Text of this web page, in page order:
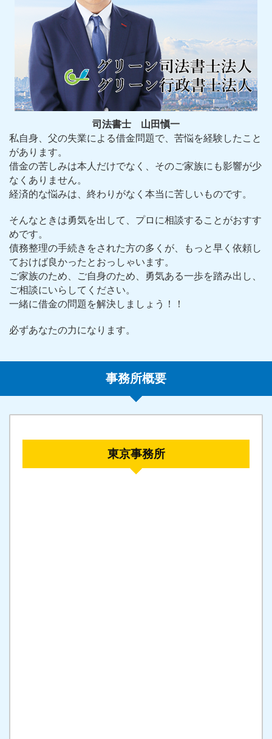
私自身、父の失業による借金問題で、苦悩を経験したこと
があります。
借金の苦しみは本人だけでなく、そのご家族にも影響が少
なくありません。
経済的な悩みは、終わりがなく本当に苦しいものです。
そんなときは勇気を出して、プロに相談することがおすす
めです。
債務整理の手続きをされた方の多くが、もっと早く依頼し
ておけば良かったとおっしゃいます。
ご家族のため、ご自身のため、勇気ある一歩を踏み出し、
ご相談にいらしてください。
一緒に借金の問題を解決しましょう！！
必ずあなたの力になります。
司法書士 山田愼一
事務所概要
東京事務所